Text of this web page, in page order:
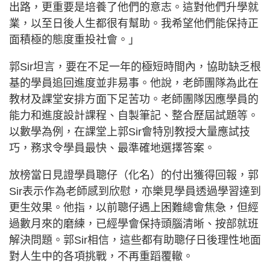
出路，更重要是培養了他們的意志。這對他們升學就
業，以至日後人生都很有幫助。我希望他們能保持正
面積極的態度重投社會。」
郭Sir坦言，要在不足一年的極短時間內，協助缺乏根
基的學員追回進度並非易事。他說，老師團隊為此在
教材及課堂安排方面下足苦功。老師團隊因應學員的
能力和進度設計課程、自製筆記、整合歷屆試題等。
以數學為例，在課堂上郭Sir會特別教授大量應試技
巧，務求令學員最快、最準確地選擇答案。
放榜當日見證學員聰仔（化名）的付出獲得回報，郭
Sir表示作為老師感到欣慰，亦樂見學員透過學習達到
更生效果。他指，以前聰仔遇上困難總會焦急，但經
過數月來的磨練，已經學會保持頭腦清晰、按部就班
解決問題。郭Sir相信，這些都有助聰仔日後理性地面
對人生中的各項挑戰，不再重蹈覆轍。